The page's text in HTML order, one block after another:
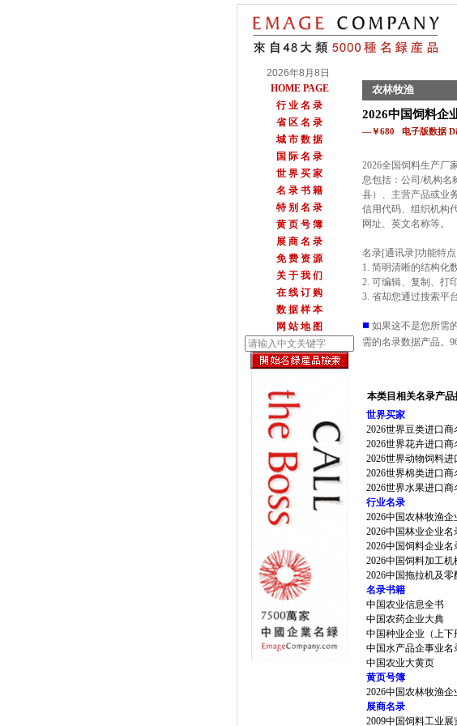
2026年8月8日
HOME PAGE
行 业 名 录
省 区 名 录
城 市 数 据
国 际 名 录
世 界 买 家
名 录 书 籍
特 别 名 录
黄 页 号 簿
展 商 名 录
免 费 资 源
关 于 我 们
在 线 订 购
数 据 样 本
网 站 地 图
农林牧渔
2026中国饲料企
—￥680 电子版数据
2026全国饲料生产厂
息包括：公司/机构名
县）、主营产品或业
信用代码、组织机构
网址、英文名称等。
名录[通讯录]功能特点
1. 简明清晰的结构化
2. 可编辑、复制、打
3. 省却您通过搜索平
■ 如果这不是您所需
需的名录数据产品。
本类目相关名录产品
世界买家
2026世界豆类进口商
2026世界花卉进口商
2026世界动物饲料进
2026世界棉类进口商
2026世界水果进口商
行业名录
2026中国农林牧渔企
2026中国林业企业名
2026中国饲料企业名
2026中国饲料加工
2026中国拖拉机及零
名录书籍
中国农业信息全书
中国农药企业大典
中国种业企业（上下
中国水产品企事业名
中国农业大黄页
黄页号簿
2026中国农林牧渔企
展商名录
2009中国饲料工业展